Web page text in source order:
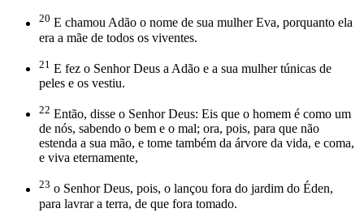
20 E chamou Adão o nome de sua mulher Eva, porquanto ela
era a mãe de todos os viventes.
21 E fez o Senhor Deus a Adão e a sua mulher túnicas de
peles e os vestiu.
22 Então, disse o Senhor Deus: Eis que o homem é como um
de nós, sabendo o bem e o mal; ora, pois, para que não
estenda a sua mão, e tome também da árvore da vida, e coma,
e viva eternamente,
23 o Senhor Deus, pois, o lançou fora do jardim do Éden,
para lavrar a terra, de que fora tomado.